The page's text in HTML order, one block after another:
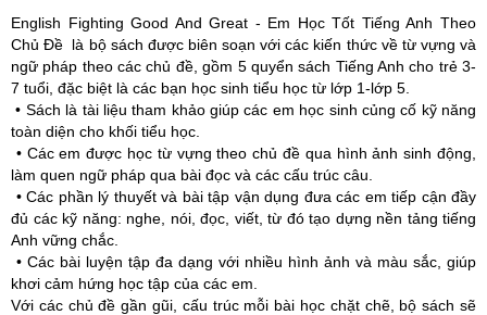
English Fighting Good And Great - Em Học Tốt Tiếng Anh Theo
Chủ Đề là bộ sách được biên soạn với các kiến thức về từ vựng và
ngữ pháp theo các chủ đề, gồm 5 quyển sách Tiếng Anh cho trẻ 3-
7 tuổi, đặc biệt là các bạn học sinh tiểu học từ lớp 1-lớp 5.
• Sách là tài liệu tham khảo giúp các em học sinh củng cố kỹ năng
toàn diện cho khối tiểu học.
• Các em được học từ vựng theo chủ đề qua hình ảnh sinh động,
làm quen ngữ pháp qua bài đọc và các cấu trúc câu.
• Các phần lý thuyết và bài tập vận dụng đưa các em tiếp cận đầy
đủ các kỹ năng: nghe, nói, đọc, viết, từ đó tạo dựng nền tảng tiếng
Anh vững chắc.
• Các bài luyện tập đa dạng với nhiều hình ảnh và màu sắc, giúp
khơi cảm hứng học tập của các em.
Với các chủ đề gần gũi, cấu trúc mỗi bài học chặt chẽ, bộ sách sẽ